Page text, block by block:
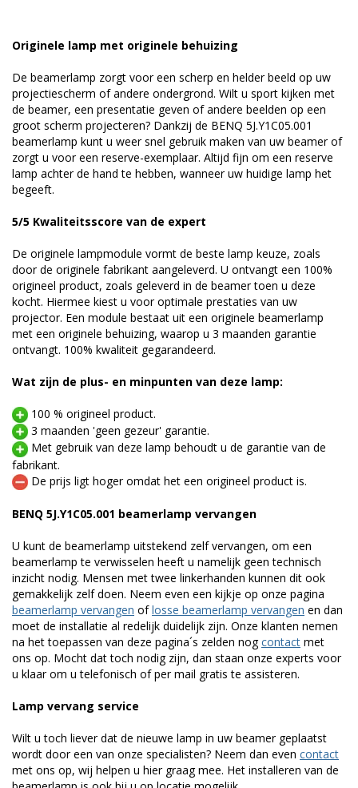
Originele lamp met originele behuizing
De beamerlamp zorgt voor een scherp en helder beeld op uw
projectiescherm of andere ondergrond. Wilt u sport kijken met
de beamer, een presentatie geven of andere beelden op een
groot scherm projecteren? Dankzij de BENQ 5J.Y1C05.001
beamerlamp kunt u weer snel gebruik maken van uw beamer of
zorgt u voor een reserve-exemplaar. Altijd fijn om een reserve
lamp achter de hand te hebben, wanneer uw huidige lamp het
begeeft.
5/5 Kwaliteitsscore van de expert
De originele lampmodule vormt de beste lamp keuze, zoals
door de originele fabrikant aangeleverd. U ontvangt een 100%
origineel product, zoals geleverd in de beamer toen u deze
kocht. Hiermee kiest u voor optimale prestaties van uw
projector. Een module bestaat uit een originele beamerlamp
met een originele behuizing, waarop u 3 maanden garantie
ontvangt. 100% kwaliteit gegarandeerd.
Wat zijn de plus- en minpunten van deze lamp:
100 % origineel product.
3 maanden 'geen gezeur' garantie.
Met gebruik van deze lamp behoudt u de garantie van de
fabrikant.
De prijs ligt hoger omdat het een origineel product is.
BENQ 5J.Y1C05.001 beamerlamp vervangen
U kunt de beamerlamp uitstekend zelf vervangen, om een
beamerlamp te verwisselen heeft u namelijk geen technisch
inzicht nodig. Mensen met twee linkerhanden kunnen dit ook
gemakkelijk zelf doen. Neem even een kijkje op onze pagina
beamerlamp vervangen oflosse beamerlamp vervangen en dan
moet de installatie al redelijk duidelijk zijn. Onze klanten nemen
na het toepassen van deze pagina´s zelden nogcontact met
ons op. Mocht dat toch nodig zijn, dan staan onze experts voor
u klaar om u telefonisch of per mail gratis te assisteren.
Lamp vervang service
Wilt u toch liever dat de nieuwe lamp in uw beamer geplaatst
wordt door een van onze specialisten? Neem dan even contact
met ons op, wij helpen u hier graag mee. Het installeren van de